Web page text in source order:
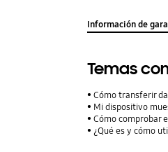
Información de
Temas
Cómo transferir
Mi dispositivo
Cómo comprobar
¿Qué es y cómo